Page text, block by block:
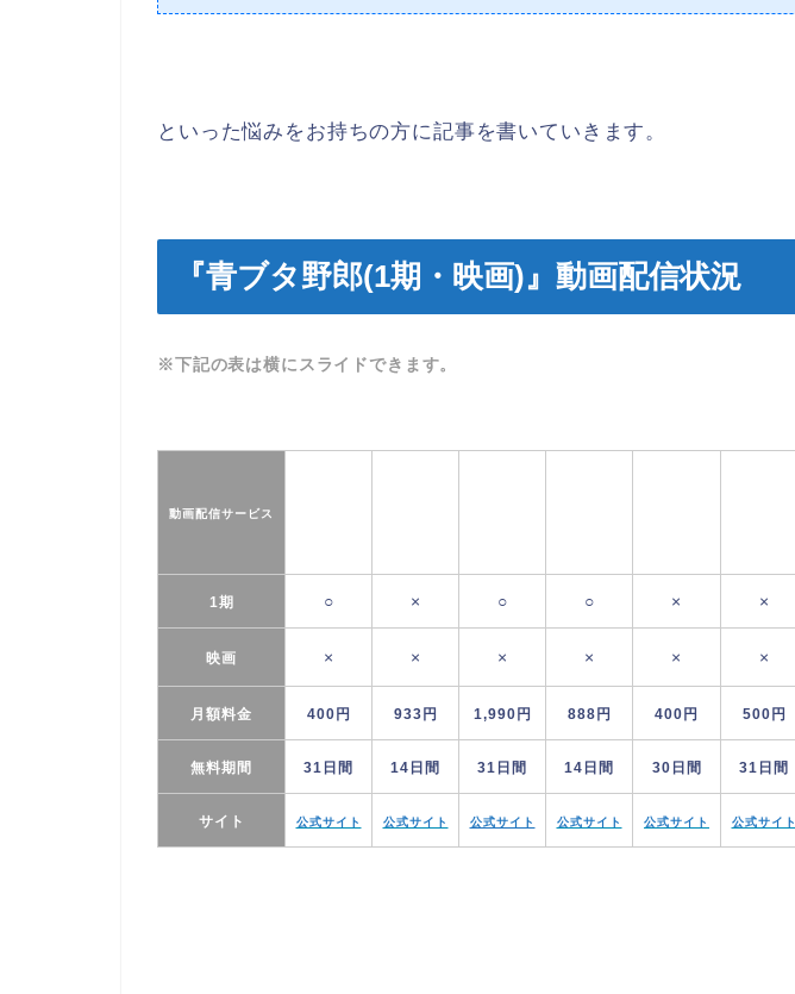
といった悩みをお持ちの方に記事を書いていきます。
『青ブタ野郎(1期・映画)』動画配信状況
※下記の表は横にスライドできます。
動画配信サービス
1期 ○ × ○ ○ × ×
映画 × × × × × ×
月額料金 400円 933円 1,990円 888円 400円 500円
無料期間 31日間 14日間 31日間 14日間 30日間 31日間
サイト 公式サイト 公式サイト 公式サイト 公式サイト 公式サイト 公式サイト